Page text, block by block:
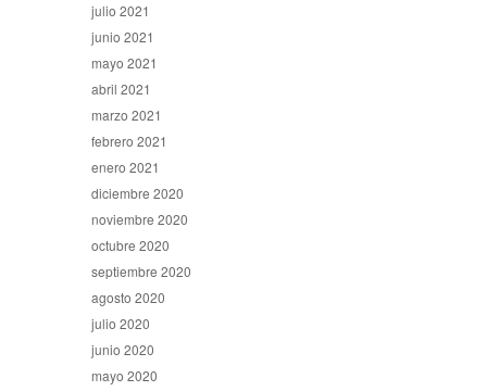
julio 2021
junio 2021
mayo 2021
abril 2021
marzo 2021
febrero 2021
enero 2021
diciembre 2020
noviembre 2020
octubre 2020
septiembre 2020
agosto 2020
julio 2020
junio 2020
mayo 2020